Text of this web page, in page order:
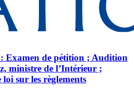
Examen de pétition ; Audition
ministre de l’Intérieur ;
sur les règlements